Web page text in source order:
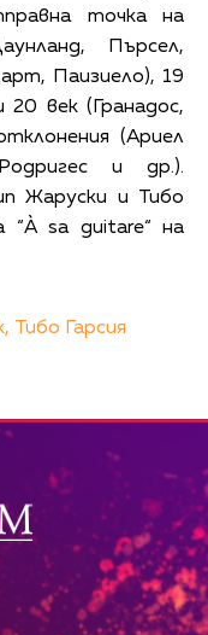
точка на
Пърсел,
Паизиело), 19
век (Гранадос,
(Ариел
и др.).
Жаруски и Тибо
“À sa guitare“ на
Тибо Гарсия